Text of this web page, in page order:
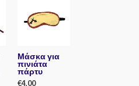
Μάσκα για
πινιάτα
πάρτυ
€4,00